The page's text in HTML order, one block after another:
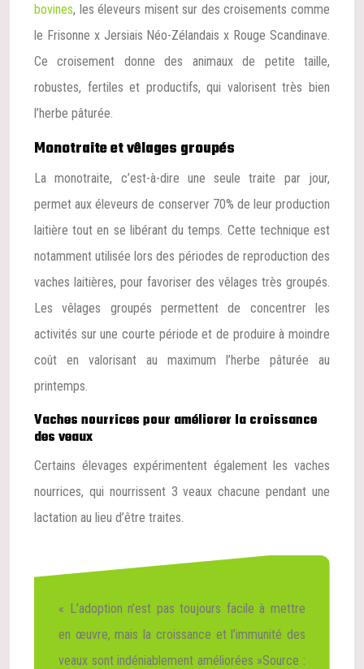
bovines, les éleveurs misent sur des croisements comme
le Frisonne x Jersiais Néo-Zélandais x Rouge Scandinave.
Ce croisement donne des animaux de petite taille,
robustes, fertiles et productifs, qui valorisent très bien
l’herbe pâturée.
Monotraite et vêlages groupés
La monotraite, c’est-à-dire une seule traite par jour,
permet aux éleveurs de conserver 70% de leur production
laitière tout en se libérant du temps. Cette technique est
notamment utilisée lors des périodes de reproduction des
vaches laitières, pour favoriser des vêlages très groupés.
Les vêlages groupés permettent de concentrer les
activités sur une courte période et de produire à moindre
coût en valorisant au maximum l’herbe pâturée au
printemps.
Vaches nourrices pour améliorer la croissance
des veaux
Certains élevages expérimentent également les vaches
nourrices, qui nourrissent 3 veaux chacune pendant une
lactation au lieu d’être traites.
« L’adoption n’est pas toujours facile à mettre
en œuvre, mais la croissance et l’immunité des
veaux sont indéniablement améliorées »Source :